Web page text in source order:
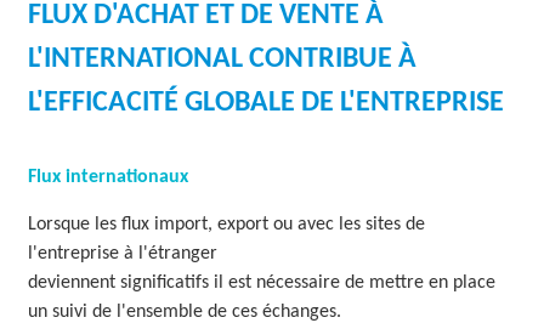
E
S
O
T
I
FLUX D'ACHAT ET DE VENTE À
L'INTERNATIONAL CONTRIBUE À
L'EFFICACITÉ GLOBALE DE L'ENTREPRISE
Flux internationaux
Lorsque les flux import, export ou avec les sites de
l'entreprise à l'étranger
deviennent significatifs il est nécessaire de mettre en place
un suivi de l'ensemble de ces échanges.